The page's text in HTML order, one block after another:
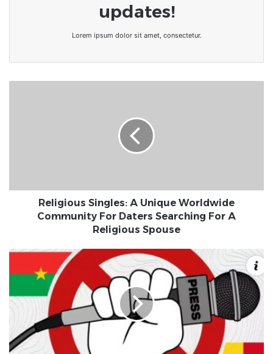
updates!
Lorem ipsum dolor sit amet, consectetur.
Religious Singles: A Unique Worldwide
Community For Daters Searching For A
Religious Spouse
Journée
presse